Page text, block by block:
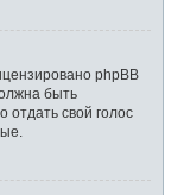
phpBB
быть
отдать свой голос